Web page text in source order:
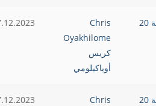
-- 20 مجموعة 20
Chris
Oyakhilome
كريس
أوياكيلومي
-- 20 مجموعة 20
Chris